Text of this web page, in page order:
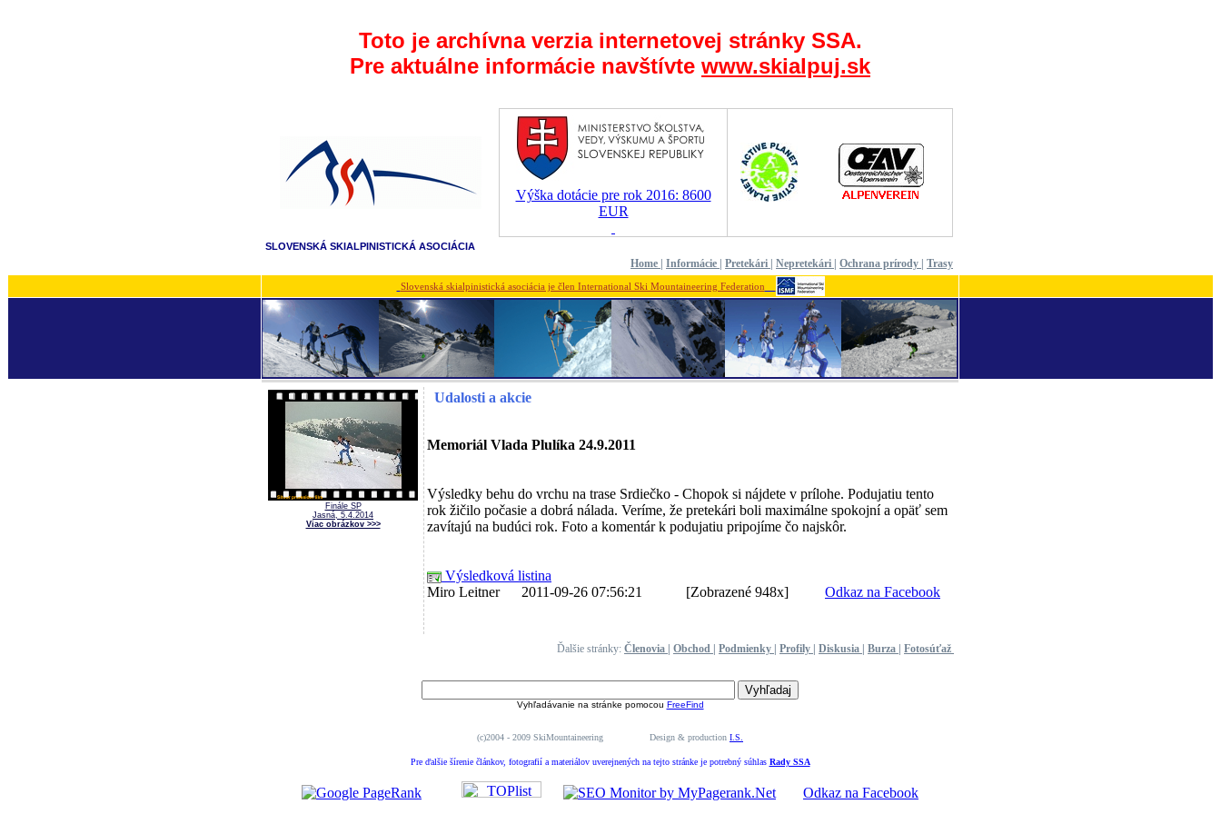
Toto je archívna verzia internetovej stránky SSA.
Pre aktuálne informácie navštívte www.skialpuj.sk
Výška dotácie pre rok 2016: 8600
EUR
SLOVENSKÁ SKIALPINISTICKÁ ASOCIÁCIA
Home Informácie Pretekári Nepretekári Ochrana prírody Trasy
Slovenská skialpinistická asociácia je člen International Ski Mountaineering Federation
Finále SP
Jasná, 5.4.2014
Viac obrázkov >>>
Udalosti a akcie
Memoriál Vlada Plulíka 24.9.2011
Výsledky behu do vrchu na trase Srdiečko - Chopok si nájdete v prílohe. Podujatiu tento
rok žičilo počasie a dobrá nálada. Veríme, že pretekári boli maximálne spokojní a opäť sem
zavítajú na budúci rok. Foto a komentár k podujatiu pripojíme čo najskôr.
Výsledková listina
Miro Leitner 2011-09-26 07:56:21
[Zobrazené 948x] Odkaz na Facebook
Ďalšie stránky: Členovia Obchod Podmienky Profily Diskusia Burza Fotosúťaž
Vyhľadávanie na stránke pomocou FreeFind
(c)2004 - 2009 SkiMountaineering Design & production I.S.
Pre ďalšie šírenie článkov, fotografií a materiálov uverejnených na tejto stránke je potrebný súhlas Rady SSA
Odkaz na Facebook